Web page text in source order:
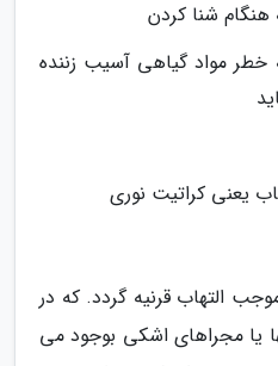
هنگام شنا کردن
خطر مواد گیاهی آسیب زننده
یعنی کراتیت نوری
التهاب قرنیه گردد. که در
یا مجراهای اشکی بوجود می